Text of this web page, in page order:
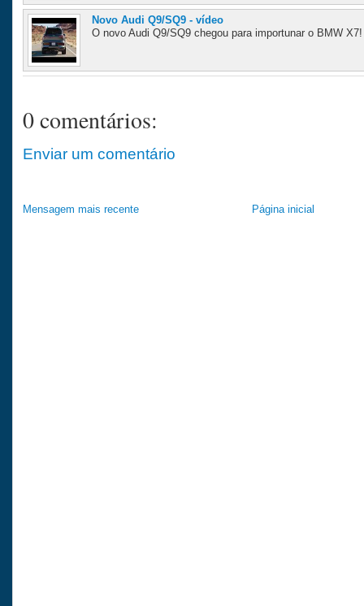
Novo Audi Q9/SQ9 - vídeo
O novo Audi Q9/SQ9 chegou para importunar o BMW
0 comentários:
Enviar um comentário
Mensagem mais recente Página inicial